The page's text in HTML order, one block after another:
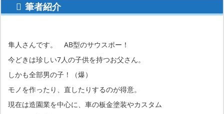
筆者紹介
隼人さんです。 AB型のサウスポー！
今どきは珍しい7人の子供を持つお父さん。
しかも全部男の子！（爆）
モノを作ったり、直したりするのが得意。
現在は造園業を中心に、車の板金塗装やカスタム